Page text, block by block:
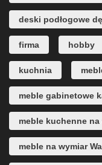
deski podłogowe
firma hobby
kuchnia
meble gabinetowe
meble kuchenne na
meble na wymiar